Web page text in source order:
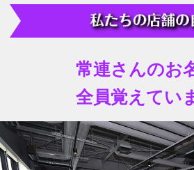
常連さんのお
全員覚えてい